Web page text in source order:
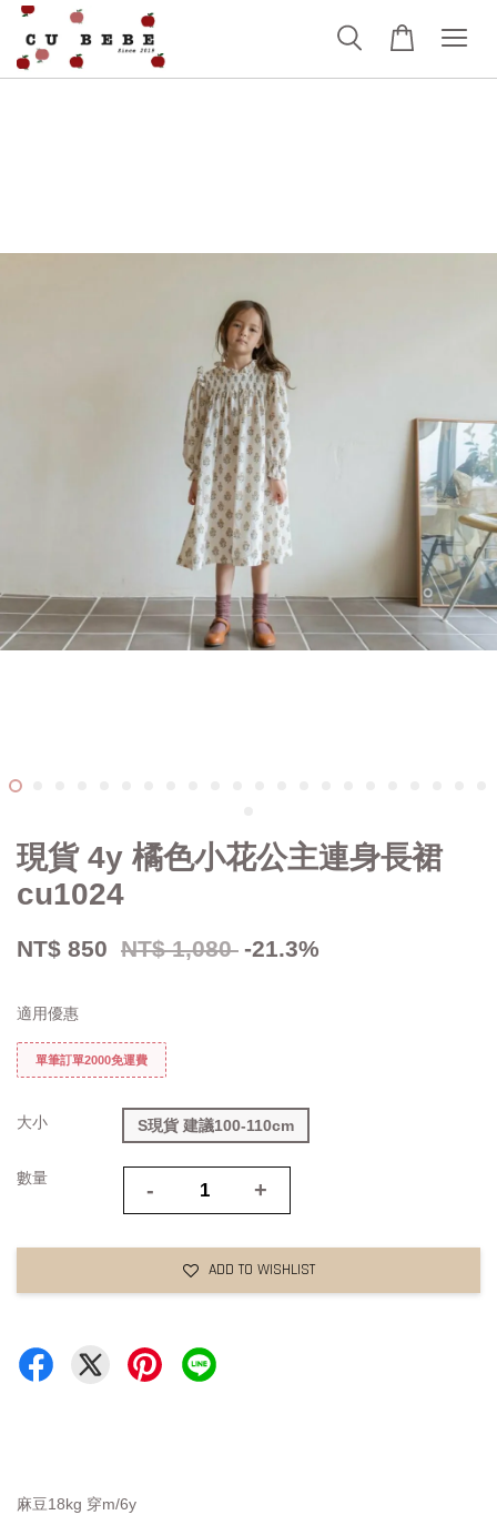
現貨 4y 橘色小花公主連身長裙
cu1024
NT$ 850 NT$ 1,080 -21.3%
適用優惠
單筆訂單2000免運費
大小 S現貨 建議100-110cm
數量 - +
ADD TO WISHLIST
麻豆18kg 穿m/6y